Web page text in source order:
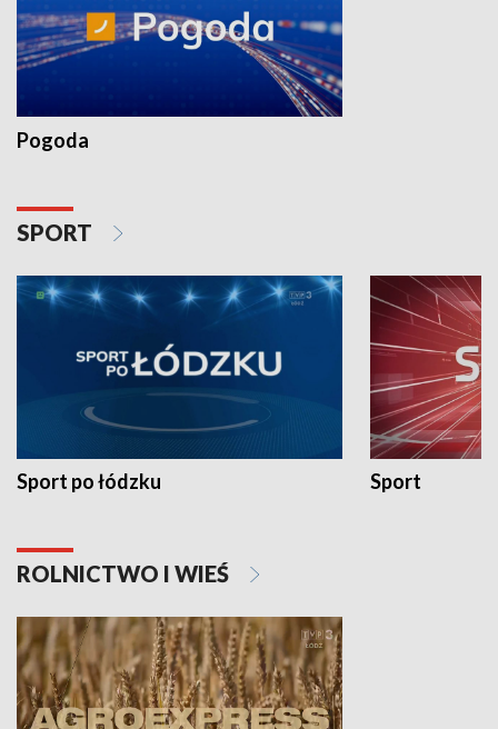
Pogoda
SPORT
Sport po łódzku Sport
ROLNICTWO I WIEŚ